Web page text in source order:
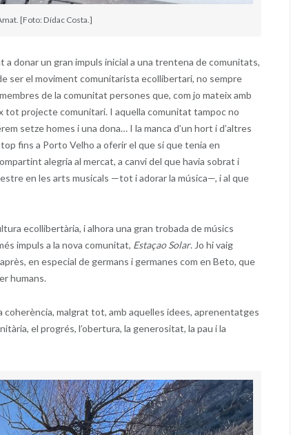
[Foto: Dídac Costa.]
a donar un gran impuls inicial a una trentena de comunitats,
ser el moviment comunitarista ecollibertari, no sempre
de la comunitat persones que, com jo mateix amb
tot projecte comunitari. I aquella comunitat tampoc no
setze homes i una dona… I la manca d’un hort i d’altres
fins a Porto Velho a oferir el que sí que tenia en
alegria al mercat, a canvi del que havia sobrat i
en les arts musicals —tot i adorar la música—, i al que
ecollibertària, i alhora una gran trobada de músics
impuls a la nova comunitat, Estaçao Solar. Jo hi vaig
en especial de germans i germanes com en Beto, que
humans.
malgrat tot, amb aquelles idees, aprenentatges
el progrés, l’obertura, la generositat, la pau i la